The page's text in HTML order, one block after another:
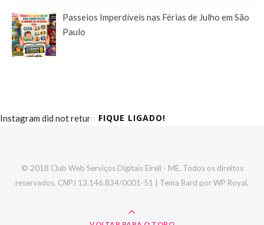
Passeios Imperdíveis nas Férias de Julho em São
Paulo
FIQUE LIGADO!
Instagram did not return a 200.
© 2018 Club Web Serviços Digitais Eireli - ME. Todos os direitos
reservados. CNPJ 13.146.834/0001-51 | Tema Bard porWP Royal.